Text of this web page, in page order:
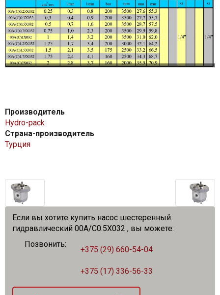
Производитель
Hydro-pack
Страна-производитель
Турция
Если вы хотите купить насос шестеренный
гидравлический 00A/C0.5X032 , вы можете:
Позвонить:
+375 (29) 660-54-04
+375 (17) 336-56-33